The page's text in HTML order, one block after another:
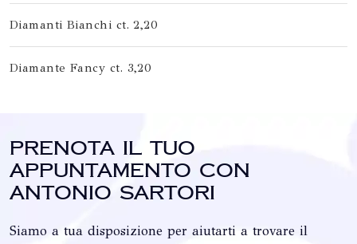
Diamanti Bianchi ct. 2,20
Diamante Fancy ct. 3,20
Prenota il tuo
appuntamento con
Antonio Sartori
Siamo a tua disposizione per aiutarti a trovare il